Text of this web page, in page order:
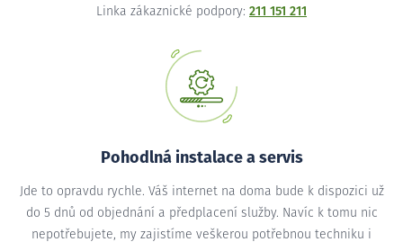
Linka zákaznické podpory: 211 151 211
Pohodlná instalace a servis
Jde to opravdu rychle. Váš internet na doma bude k dispozici už
do 5 dnů od objednání a předplacení služby. Navíc k tomu nic
nepotřebujete, my zajistíme veškerou potřebnou techniku i